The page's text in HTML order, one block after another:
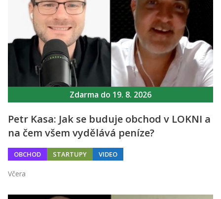
Zdarma do 19. 8. 2026
Petr Kasa: Jak se buduje obchod v LOKNI a
na čem všem vydělává peníze?
OBCHOD STARTUPY VIDEO
Včera